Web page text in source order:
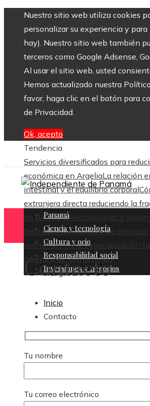
Nuestro sitio web utiliza cookies
personalizar su experiencia y
hay). Nuestro sitio web también
terceros como Google Adsense,
Al usar el sitio web, usted
Hemos actualizado nuestra
favor, haga clic en el botón para
de Privacidad.
Ok, acepto
Tendencia
Servicios diversificados para
económica en ArgeliaLa relación
intestinal y el equilibrio corporal
extranjera directa reduciendo la
en Bosnia y Herzegovina
La
festivales de música más antiguos
económico de la especialización
adriática de Montenegro
viernes, agosto 7
Panamá
Ciencia y tecnología
Cultura y ocio
Responsabilidad social
Inversiones y negocios
Contacto
Inicio
Contacto
Tu nombre
Tu correo electrónico